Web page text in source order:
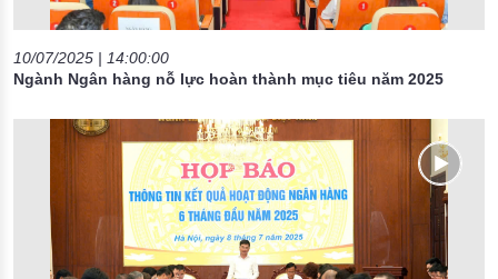
10/07/2025 | 14:00:00
Ngành Ngân hàng nỗ lực hoàn thành mục tiêu năm 2025